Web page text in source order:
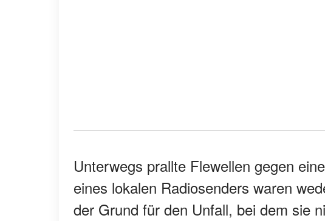
Unterwegs prallte Flewellen gegen
eines lokalen Radiosenders waren
der Grund für den Unfall, bei dem sie